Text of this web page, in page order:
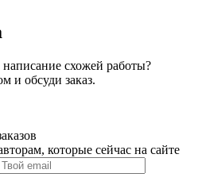
схожей работы?
и обсуди заказ.
которые сейчас на сайте